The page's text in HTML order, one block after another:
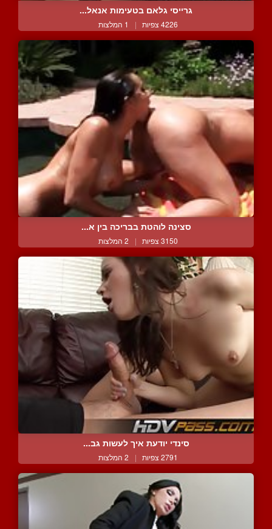
גרייסי גלאם בטעימות אנאל...
4226 צפיות | 1 המלצות
סצינה לוהטת בבריכה בין א...
3150 צפיות | 2 המלצות
סינדי יודעת איך לעשות גב...
2791 צפיות | 2 המלצות